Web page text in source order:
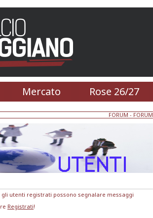
Mercato Rose 26/27
FORUM - FORUM
utenti registrati possono segnalare messaggi
Registrati!